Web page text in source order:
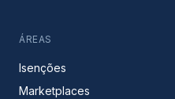
ÁREAS
Isenções
Marketplaces